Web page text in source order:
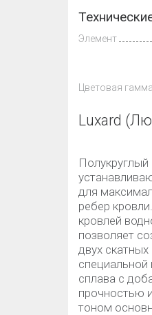
Элемент
Цветовая гамма
Luxard
для
ребер
кровлей
позволяет
двух
сплава с
прочностью
тоном